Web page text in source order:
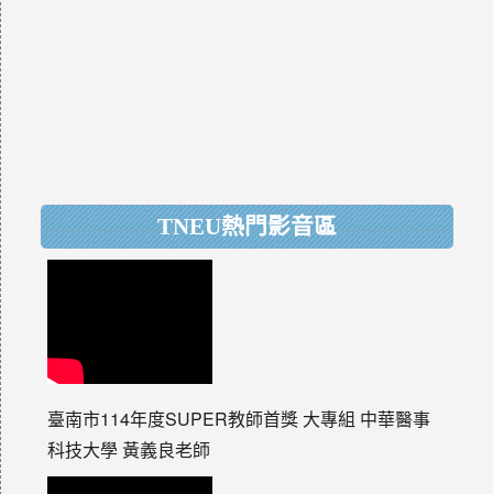
TNEU熱門影音區
臺南市114年度SUPER教師首獎 大專組 中華醫事
科技大學 黃義良老師